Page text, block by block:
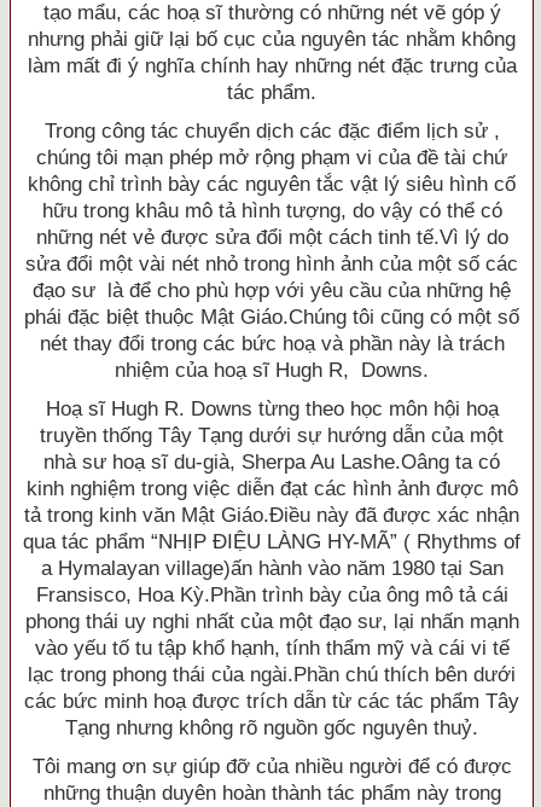
tạo mẩu, các hoạ sĩ thường có những nét vẽ góp ý
nhưng phải giữ lại bố cục của nguyên tác nhằm không
làm mất đi ý nghĩa chính hay những nét đặc trưng của
tác phẩm.
Trong công tác chuyển dịch các đặc điểm lịch sử ,
chúng tôi mạn phép mở rộng phạm vi của đề tài chứ
không chỉ trình bày các nguyên tắc vật lý siêu hình cố
hữu trong khâu mô tả hình tượng, do vậy có thể có
những nét vẻ được sửa đổi một cách tinh tế.Vì lý do
sửa đổi một vài nét nhỏ trong hình ảnh của một số các
đạo sư là để cho phù hợp với yêu cầu của những hệ
phái đặc biệt thuộc Mật Giáo.Chúng tôi cũng có một số
nét thay đổi trong các bức hoạ và phần này là trách
nhiệm của hoạ sĩ Hugh R, Downs.
Hoạ sĩ Hugh R. Downs từng theo học môn hội hoạ
truyền thống Tây Tạng dưới sự hướng dẫn của một
nhà sư hoạ sĩ du-già, Sherpa Au Lashe.Oâng ta có
kinh nghiệm trong việc diễn đạt các hình ảnh được mô
tả trong kinh văn Mật Giáo.Ðiều này đã được xác nhận
qua tác phẩm “NHỊP ÐIỆU LÀNG HY-MÃ” ( Rhythms of
a Hymalayan village)ấn hành vào năm 1980 tại San
Fransisco, Hoa Kỳ.Phần trình bày của ông mô tả cái
phong thái uy nghi nhất của một đạo sư, lại nhấn mạnh
vào yếu tố tu tập khổ hạnh, tính thẩm mỹ và cái vi tế
lạc trong phong thái của ngài.Phần chú thích bên dưới
các bức minh hoạ được trích dẫn từ các tác phẩm Tây
Tạng nhưng không rõ nguồn gốc nguyên thuỷ.
Tôi mang ơn sự giúp đỡ của nhiều người để có được
những thuận duyên hoàn thành tác phẩm này trong